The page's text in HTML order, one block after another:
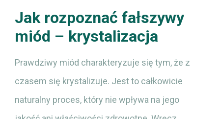
Jak rozpoznać fałszywy
miód – krystalizacja
Prawdziwy miód charakteryzuje się tym, że z
czasem się krystalizuje. Jest to całkowicie
naturalny proces, który nie wpływa na jego